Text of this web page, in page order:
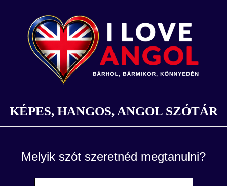
KÉPES, HANGOS, ANGOL SZÓTÁR
Melyik szót szeretnéd megtanulni?